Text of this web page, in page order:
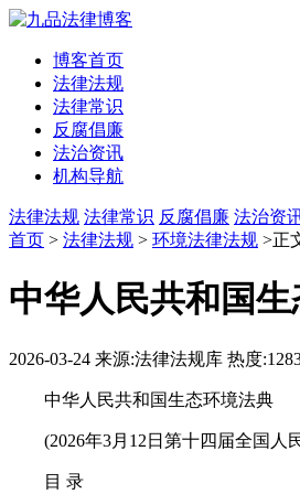
博客首页
法律法规
法律常识
反腐倡廉
法治资讯
机构导航
法律法规 法律常识 反腐倡廉 法治资
首页 > 法律法规 > 环境法律法规 >正
中华人民共和国生
2026-03-24 来源:法律法规库 热度
中华人民共和国生态环境法典
(2026年3月12日第十四届全国人
目 录